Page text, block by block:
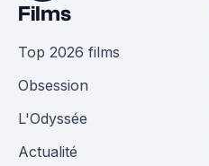
Films
Top 2026 films
Obsession
L'Odyssée
Actualité